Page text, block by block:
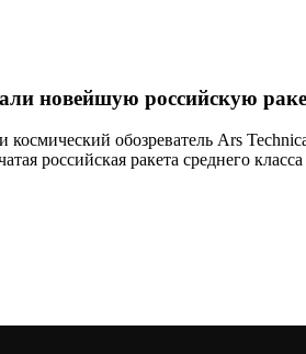
новейшую российскую
обозреватель Ars
российская ракета среднего